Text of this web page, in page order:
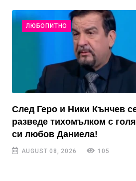
ЛЮБОПИТНО
След Геро и Ники Кънчев
разведе тихомълком с
си любов Даниела!
AUGUST 08, 2026 105